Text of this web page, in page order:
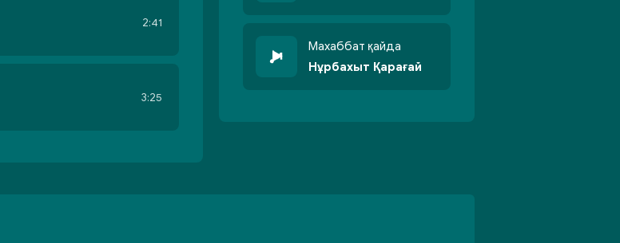
2:41
3:25
Махаббат қайда
Нұрбахыт Қарағай